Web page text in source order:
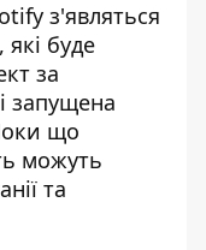
з'являться
буде
за
запущена
що
можуть
та